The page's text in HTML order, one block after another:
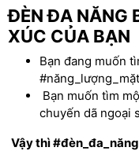
ĐÈN ĐA NĂNG
XÚC CỦA BẠN
Bạn đang muốn
Bạn muốn tìm
chuyến dã ngoại
Vậy thì